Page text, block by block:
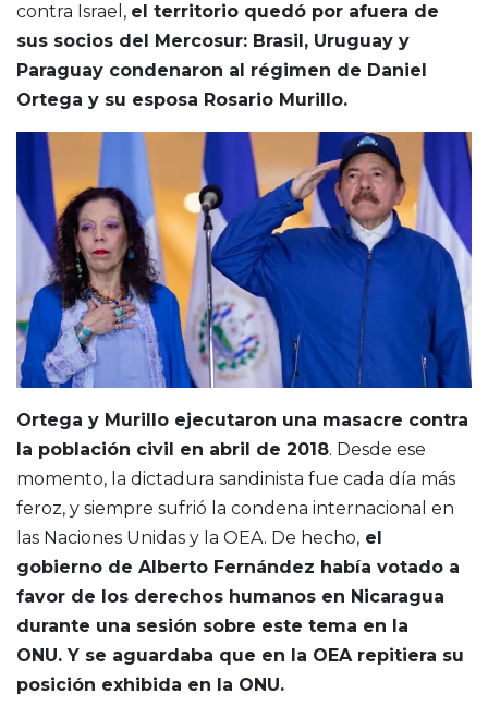
contra Israel, el territorio quedó por afuera de
sus socios del Mercosur: Brasil, Uruguay y
Paraguay condenaron al régimen de Daniel
Ortega y su esposa Rosario Murillo.
Ortega y Murillo ejecutaron una masacre contra
la población civil en abril de 2018. Desde ese
momento, la dictadura sandinista fue cada día más
feroz, y siempre sufrió la condena internacional en
las Naciones Unidas y la OEA. De hecho, el
gobierno de Alberto Fernández había votado a
favor de los derechos humanos en Nicaragua
durante una sesión sobre este tema en la
ONU. Y se aguardaba que en la OEA repitiera su
posición exhibida en la ONU.